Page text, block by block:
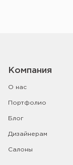
Компания
О нас
Портфолио
Блог
Дизайнерам
Салоны